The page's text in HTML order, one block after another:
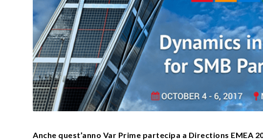
Anche quest’anno Var Prime partecipa a Directions EMEA